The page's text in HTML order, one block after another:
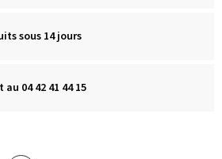
sous 14 jours
04 42 41 44 15